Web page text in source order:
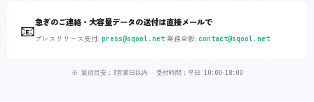
📧急ぎのご連絡・大容量データの送付は直接メールで
プレスリリース受付: press@sqool.net 業務全般: contact@sqool.net
※ 返信目安：3営業日以内 ‧ 受付時間：平日 10:00-18:00